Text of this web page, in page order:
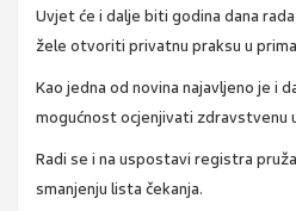
Uvjet će i dalje biti godina dana
žele otvoriti privatnu praksu u
Kao jedna od novina najavljeno je i
mogućnost ocjenjivati zdravstvenu
Radi se i na uspostavi registra
smanjenju lista čekanja.